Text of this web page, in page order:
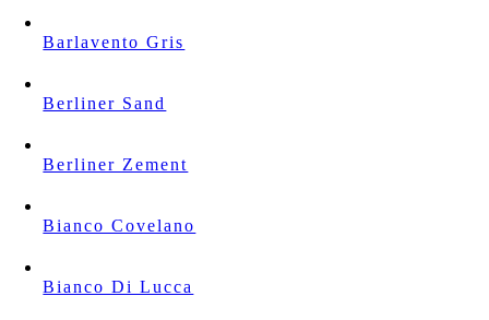
Barlavento Gris
Berliner Sand
Berliner Zement
Bianco Covelano
Bianco Di Lucca